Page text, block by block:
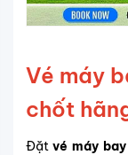
Vé máy
chốt
Đặtvé máy